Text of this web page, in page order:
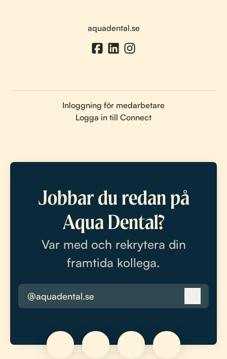
aquadental.se
Inloggning för medarbetare
Logga in till Connect
Jobbar du redan på
Aqua Dental?
Var med och rekrytera din
framtida kollega.
@aquadental.se